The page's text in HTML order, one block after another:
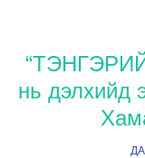
нь дэлхийд